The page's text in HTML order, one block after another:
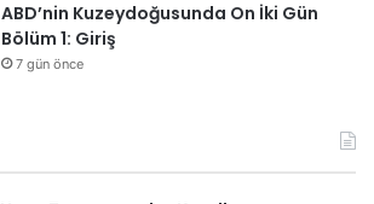
ABD’nin Kuzeydoğusunda On İki Gün
Bölüm 1: Giriş
7 gün önce